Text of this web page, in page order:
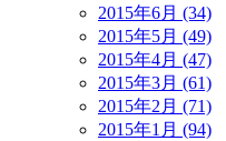
2015年6月 (34)
2015年5月 (49)
2015年4月 (47)
2015年3月 (61)
2015年2月 (71)
2015年1月 (94)